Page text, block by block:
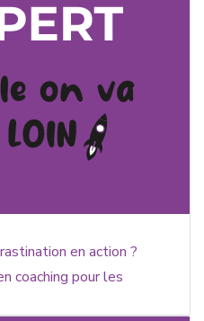
en action ?
coaching pour les